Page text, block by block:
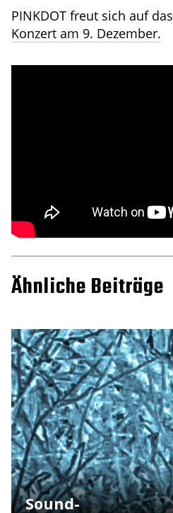
PINKDOT freut sich auf das
Konzert am 9. Dezember.
Ähnliche Beiträge
Sound-